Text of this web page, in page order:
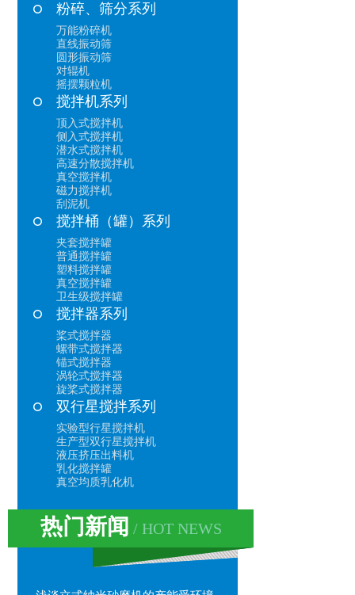
粉碎、筛分系列
万能粉碎机
直线振动筛
圆形振动筛
对辊机
摇摆颗粒机
搅拌机系列
顶入式搅拌机
侧入式搅拌机
潜水式搅拌机
高速分散搅拌机
真空搅拌机
磁力搅拌机
刮泥机
搅拌桶（罐）系列
夹套搅拌罐
普通搅拌罐
塑料搅拌罐
真空搅拌罐
卫生级搅拌罐
搅拌器系列
桨式搅拌器
螺带式搅拌器
锚式搅拌器
涡轮式搅拌器
旋桨式搅拌器
双行星搅拌系列
实验型行星搅拌机
生产型双行星搅拌机
液压挤压出料机
乳化搅拌罐
真空均质乳化机
热门新闻 / HOT NEWS